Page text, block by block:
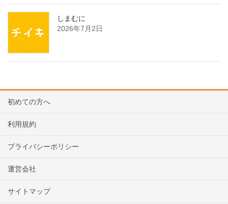
しまむに
2026年7月2日
初めての方へ
利用規約
プライバシーポリシー
運営会社
サイトマップ